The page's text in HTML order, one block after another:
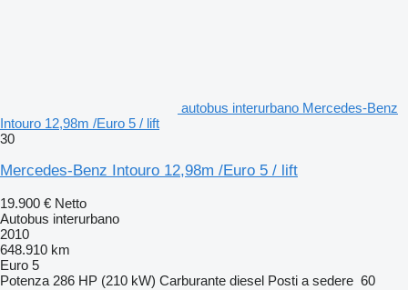
autobus interurbano Mercedes-Benz
Intouro 12,98m /Euro 5 / lift
30
Mercedes-Benz Intouro 12,98m /Euro 5 / lift
19.900 € Netto
Autobus interurbano
2010
648.910 km
Euro 5
Potenza 286 HP (210 kW) Carburante diesel Posti a sedere 60